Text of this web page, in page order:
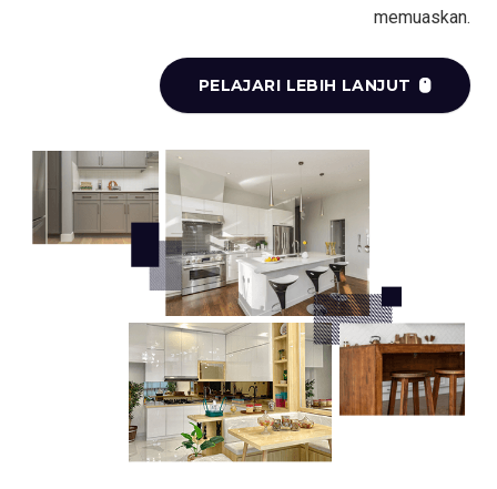
memuaskan.
PELAJARI LEBIH LANJUT